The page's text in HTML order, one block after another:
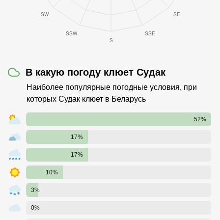
В какую погоду клюет Судак
Наиболее популярные погодные условия, при
которых Судак клюет в Беларусь
52%
17%
17%
10%
3%
0%